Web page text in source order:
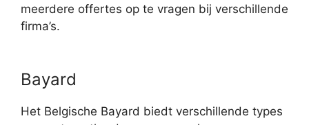
meerdere offertes op te vragen bij verschillende
firma’s.
Bayard
Het Belgische Bayard biedt verschillende types